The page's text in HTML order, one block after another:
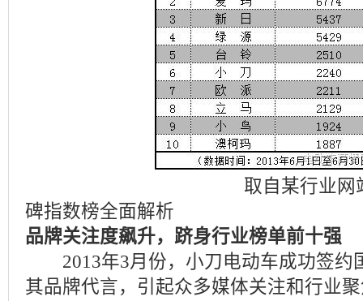
取自某行业网站，评
碑指数榜全面解析
品牌关注度飙升，跻身行业榜单前十强
2013年3月份，小刀电动车成功签约
其品牌代言，引起众多媒体关注和行业